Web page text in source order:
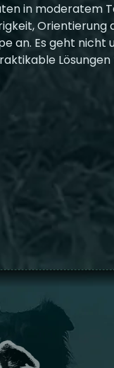
in moderatem
Orientierung
an. Es geht nicht